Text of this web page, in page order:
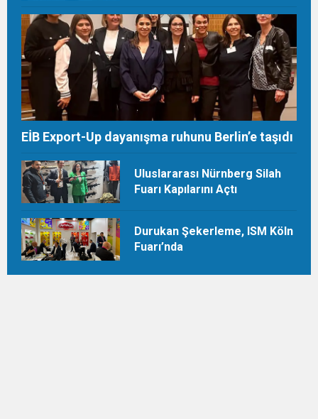
EİB Export-Up dayanışma ruhunu Berlin’e taşıdı
Uluslararası Nürnberg Silah
Fuarı Kapılarını Açtı
Durukan Şekerleme, ISM Köln
Fuarı’nda